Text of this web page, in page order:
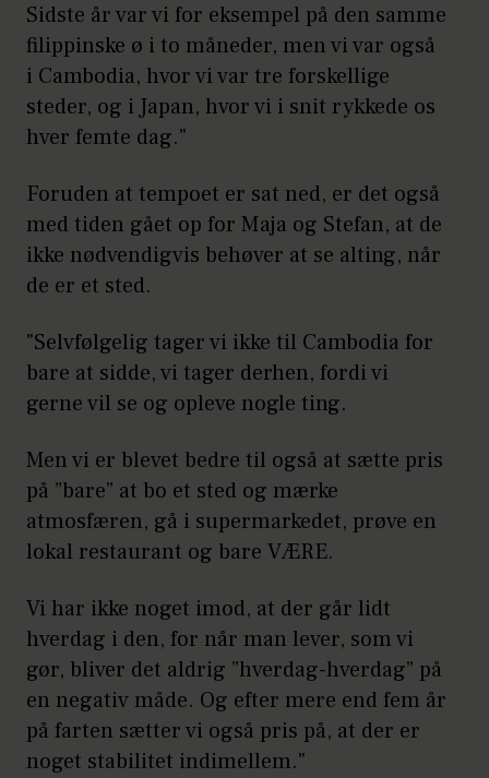
Sidste år var vi for eksempel på den samme
filippinske ø i to måneder, men vi var også
i Cambodia, hvor vi var tre forskellige
steder, og i Japan, hvor vi i snit rykkede os
hver femte dag."
Foruden at tempoet er sat ned, er det også
med tiden gået op for Maja og Stefan, at de
ikke nødvendigvis behøver at se alting, når
de er et sted.
"Selvfølgelig tager vi ikke til Cambodia for
bare at sidde, vi tager derhen, fordi vi
gerne vil se og opleve nogle ting.
Men vi er blevet bedre til også at sætte pris
på ”bare” at bo et sted og mærke
atmosfæren, gå i supermarkedet, prøve en
lokal restaurant og bare VÆRE.
Vi har ikke noget imod, at der går lidt
hverdag i den, for når man lever, som vi
gør, bliver det aldrig ”hverdag-hverdag” på
en negativ måde. Og efter mere end fem år
på farten sætter vi også pris på, at der er
noget stabilitet indimellem."